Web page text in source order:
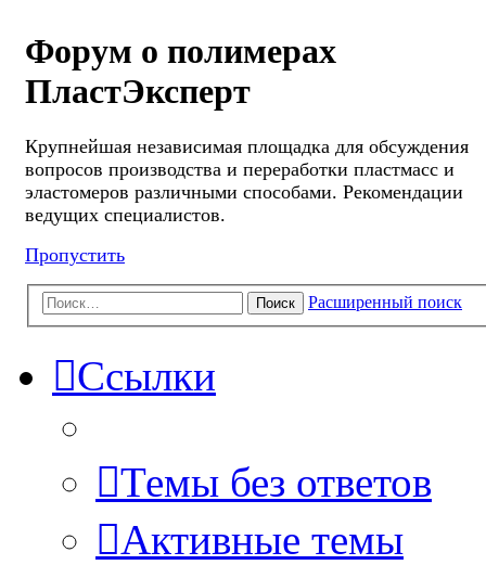
Форум о полимерах
ПластЭксперт
Крупнейшая независимая площадка для обсуждения
вопросов производства и переработки пластмасс и
эластомеров различными способами. Рекомендации
ведущих специалистов.
Пропустить
Поиск Расширенный поиск
Ссылки
Темы без ответов
Активные темы